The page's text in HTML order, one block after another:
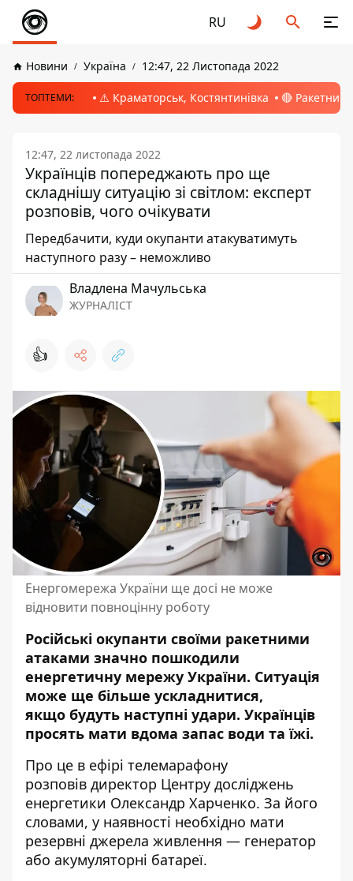
RU
Новини Україна 12:47, 22 Листопада 2022
ТОПТЕМИ: ⚠️ Краматорськ, Костянтинівка 🔴 Ракетний
12:47, 22 листопада 2022
Українців попереджають про ще
складнішу ситуацію зі світлом: експерт
розповів, чого очікувати
Передбачити, куди окупанти атакуватимуть
наступного разу – неможливо
Владлена Мачульська
ЖУРНАЛІСТ
👍
Енергомережа України ще досі не може
відновити повноцінну роботу
Російські окупанти своїми ракетними
атаками значно пошкодили
енергетичну мережу України. Ситуація
може ще більше ускладнитися,
якщо будуть наступні удари. Українців
просять мати вдома запас води та їжі.
Про це в ефірі телемарафону
розповів директор Центру досліджень
енергетики Олександр Харченко. За його
словами, у наявності необхідно мати
резервні джерела живлення — генератор
або акумуляторні батареї.